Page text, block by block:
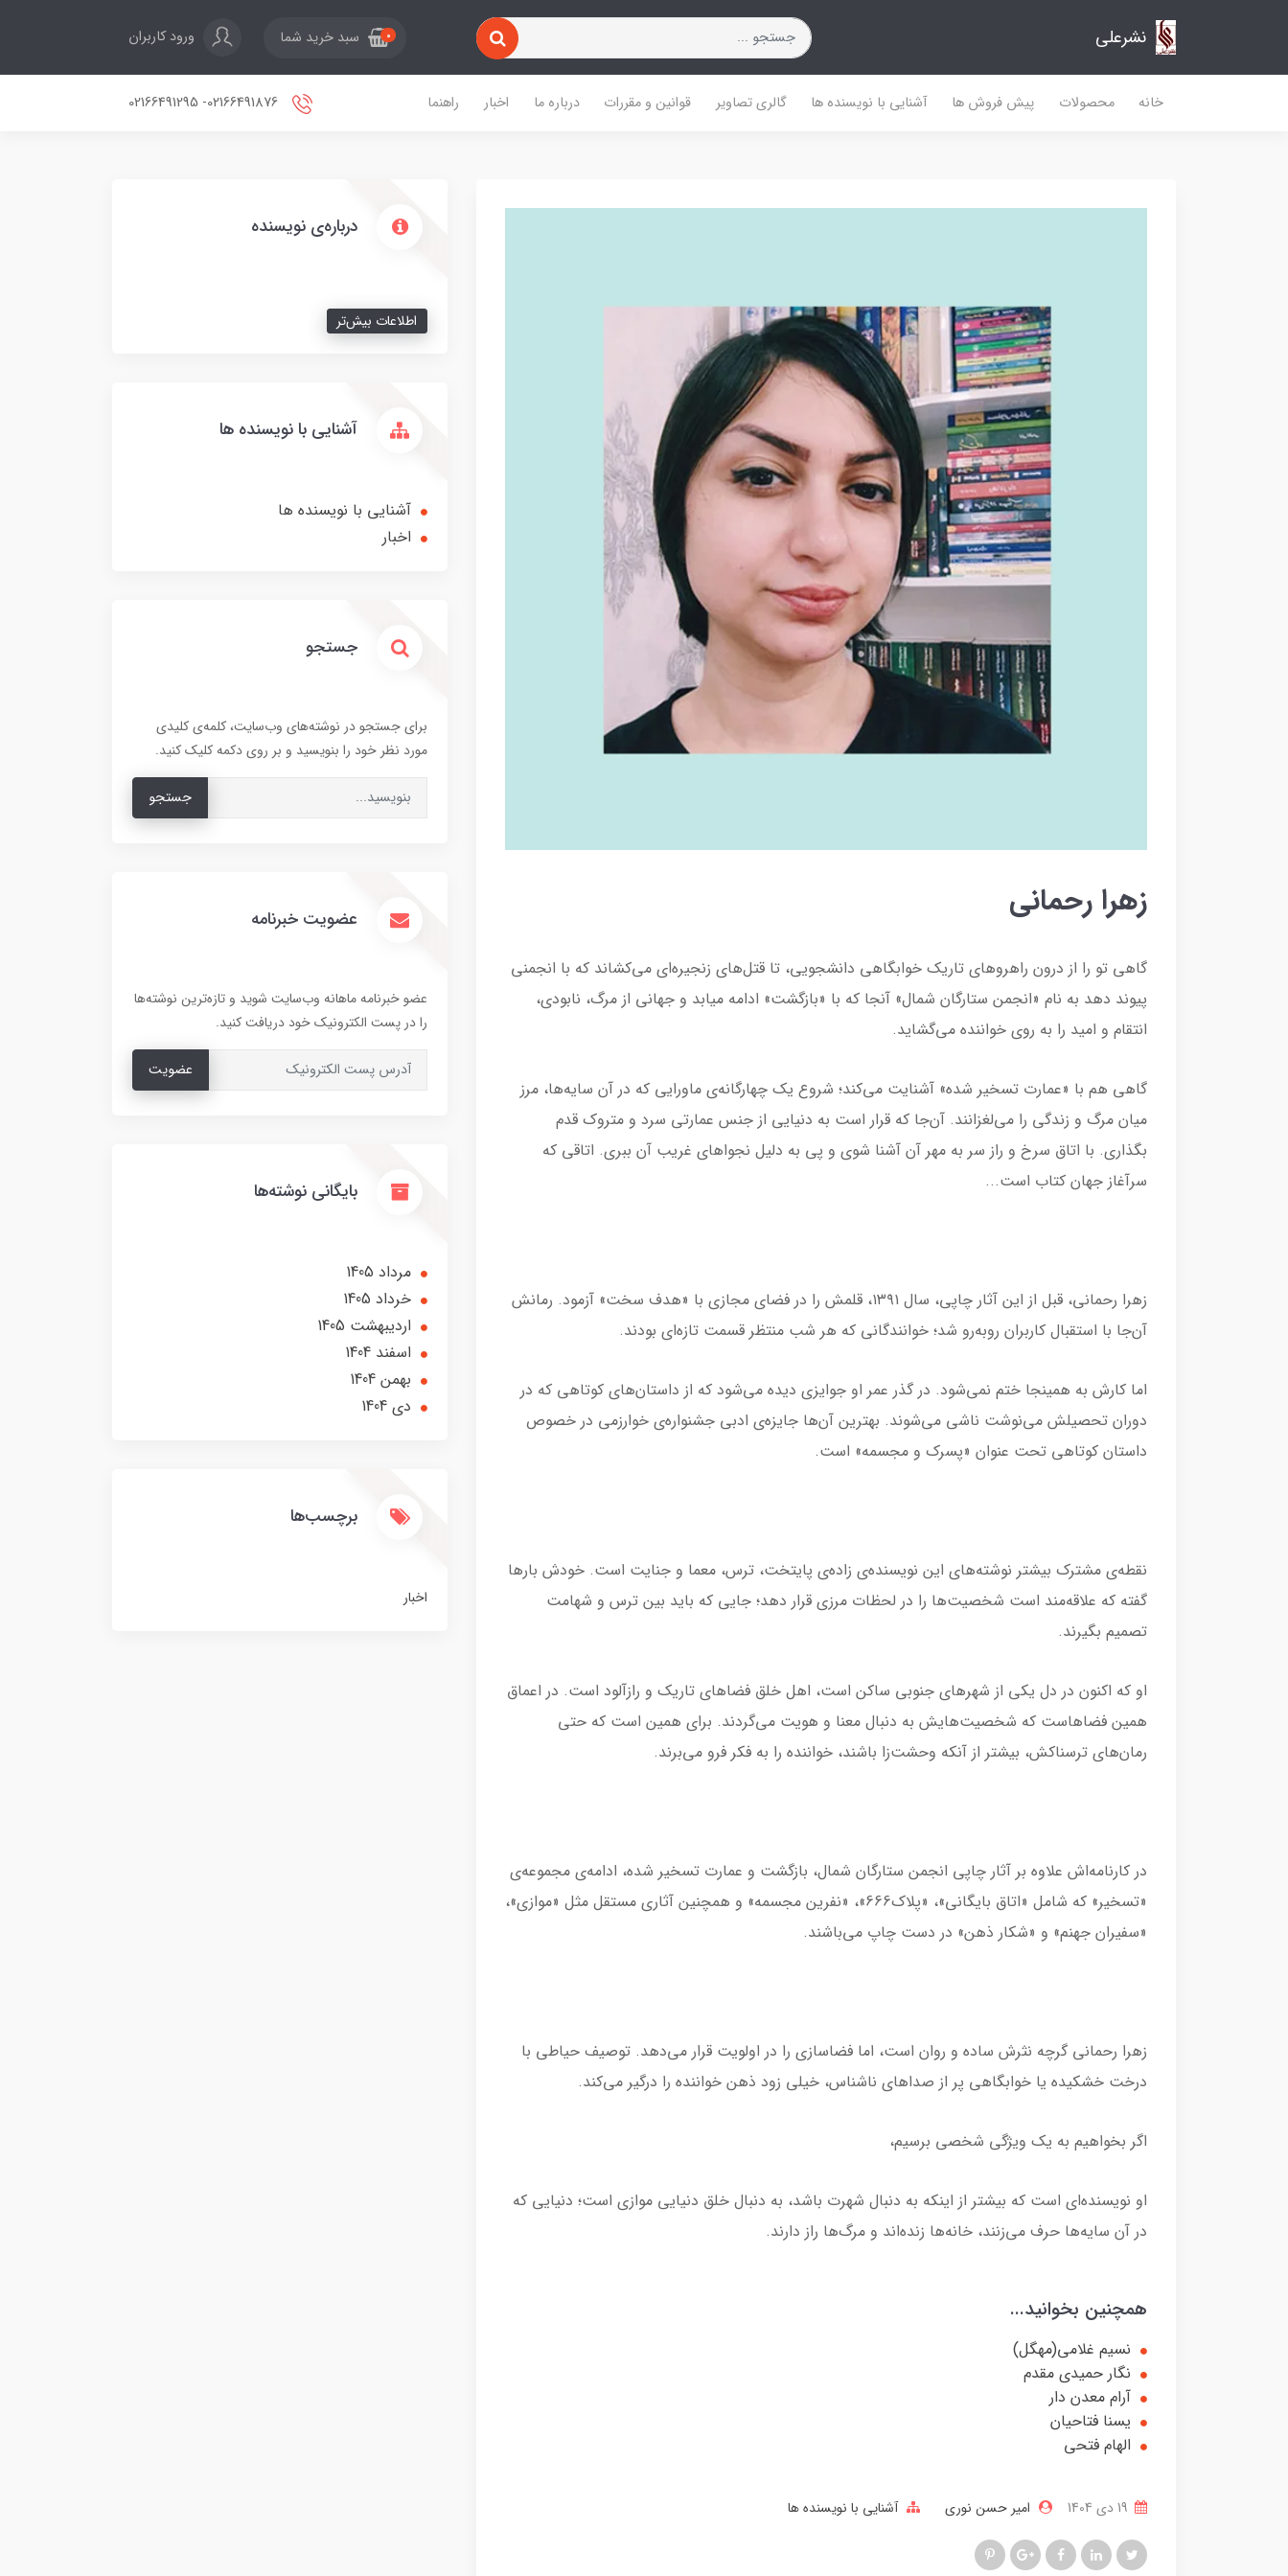
نشرعلی 0 سبد خرید شما ورود کاربران
خانه محصولات پیش فروش ها آشنایی با نویسنده ها گالری تصاویر قوانین و مقررات درباره ما اخبار راهنما
زهرا رحمانی
گاهی تو را از درون راهروهای تاریک خوابگاهی دانشجویی، تا قتل‌های زنجیره‌ای می‌کشاند که با انجمنی
پیوند دهد به نام «انجمن ستارگان شمال» آنجا که با «بازگشت» ادامه میابد و جهانی از مرگ، نابودی،
انتقام و امید را به روی خواننده می‌گشاید.
گاهی هم با «عمارت تسخیر شده» آشنایت می‌کند؛ شروع یک چهارگانه‌ی ماورایی که در آن سایه‌ها، مرز
میان مرگ و زندگی را می‌لغزانند. آن‌جا که قرار است به دنیایی از جنس عمارتی سرد و متروک قدم
بگذاری. با اتاق سرخ و راز سر به مهر آن آشنا شوی و پی به دلیل نجواهای غریب آن ببری. اتاقی که
سرآغاز جهان کتاب است...
زهرا رحمانی، قبل از این آثار چاپی، سال ۱۳۹۱، قلمش را در فضای مجازی با «هدف سخت» آزمود. رمانش
آن‌جا با استقبال کاربران روبه‌رو شد؛ خوانندگانی که هر شب منتظر قسمت تازه‌ای بودند.
اما کارش به همینجا ختم نمی‌شود. در گذر عمر او جوایزی دیده می‌شود که از داستان‌های کوتاهی که در
دوران تحصیلش می‌نوشت ناشی می‌شوند. بهترین آن‌ها جایزه‌ی ادبی جشنواره‌ی خوارزمی در خصوص
داستان کوتاهی تحت عنوان «پسرک و مجسمه» است.
نقطه‌ی مشترک بیشتر نوشته‌های این نویسنده‌ی زاده‌ی پایتخت، ترس، معما و جنایت است. خودش بارها
گفته که علاقه‌مند است شخصیت‌ها را در لحظات مرزی قرار دهد؛ جایی که باید بین ترس و شهامت
تصمیم بگیرند.
او که اکنون در دل یکی از شهرهای جنوبی ساکن است، اهل خلق فضاهای تاریک و رازآلود است. در اعماق
همین فضاهاست که شخصیت‌هایش به دنبال معنا و هویت می‌گردند. برای همین است که حتی
رمان‌های ترسناکش، بیشتر از آنکه وحشت‌زا باشند، خواننده را به فکر فرو می‌برند.
در کارنامه‌اش علاوه بر آثار چاپی انجمن ستارگان شمال، بازگشت و عمارت تسخیر شده، ادامه‌ی مجموعه‌ی
«تسخیر» که شامل «اتاق بایگانی»، «پلاک666»، «نفرین مجسمه» و همچنین آثاری مستقل مثل «موازی»،
«سفیران جهنم» و «شکار ذهن» در دست چاپ می‌باشند.
زهرا رحمانی گرچه نثرش ساده و روان است، اما فضاسازی را در اولویت قرار می‌دهد. توصیف حیاطی با
درخت خشکیده یا خوابگاهی پر از صداهای ناشناس، خیلی زود ذهن خواننده را درگیر می‌کند.
اگر بخواهیم به یک ویژگی شخصی برسیم،
او نویسنده‌ای است که بیشتر از اینکه به دنبال شهرت باشد، به دنبال خلق دنیایی موازی است؛ دنیایی که
در آن سایه‌ها حرف می‌زنند، خانه‌ها زنده‌اند و مرگ‌ها راز دارند.
همچنین بخوانید...
نسیم غلامی(مهگل)
نگار حمیدی مقدم
آرام معدن دار
یسنا فتاحیان
الهام فتحی
امیر حسن نوری آشنایی با نویسنده ها
درباره‌ی نویسنده
اطلاعات بیش‌تر
آشنایی با نویسنده ها
آشنایی با نویسنده ها
اخبار
جستجو
برای جستجو در نوشته‌های وب‌سایت، کلمه‌ی کلیدی
مورد نظر خود را بنویسید و بر روی دکمه کلیک کنید.
جستجو
عضویت خبرنامه
عضو خبرنامه ماهانه وب‌سایت شوید و تازه‌ترین نوشته‌ها
را در پست الکترونیک خود دریافت کنید.
عضویت
بایگانی نوشته‌ها
مرداد 1405
خرداد 1405
ارديبهشت 1405
اسفند 1404
بهمن 1404
دی 1404
برچسب‌ها
اخبار